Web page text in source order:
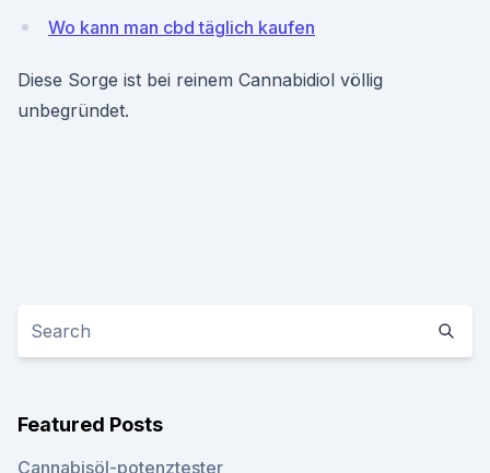
Wo kann man cbd täglich kaufen
Diese Sorge ist bei reinem Cannabidiol völlig
unbegründet.
Featured Posts
Cannabisöl-potenztester